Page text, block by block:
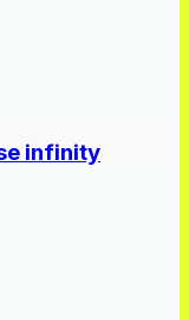
infinity